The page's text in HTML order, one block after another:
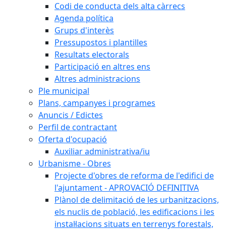
Codi de conducta dels alta càrrecs
Agenda política
Grups d'interès
Pressupostos i plantilles
Resultats electorals
Participació en altres ens
Altres administracions
Ple municipal
Plans, campanyes i programes
Anuncis / Edictes
Perfil de contractant
Oferta d'ocupació
Auxiliar administrativa/iu
Urbanisme - Obres
Projecte d'obres de reforma de l'edifici de
l'ajuntament - APROVACIÓ DEFINITIVA
Plànol de delimitació de les urbanitzacions,
els nuclis de població, les edificacions i les
instal·lacions situats en terrenys forestals,